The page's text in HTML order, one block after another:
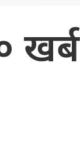
खर्ब